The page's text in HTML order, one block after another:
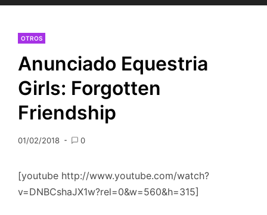
OTROS
Anunciado Equestria
Girls: Forgotten
Friendship
01/02/2018 0
[youtube http://www.youtube.com/watch?
v=DNBCshaJX1w?rel=0&w=560&h=315]